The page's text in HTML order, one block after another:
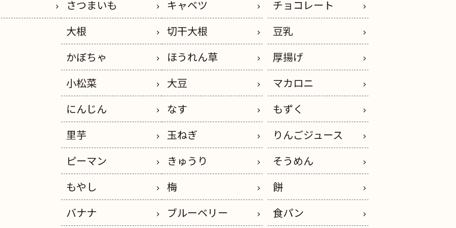
さつまいも
キャベツ
大根
切干大根
かぼちゃ
ほうれん草
小松菜
大豆
にんじん
なす
里芋
玉ねぎ
ピーマン
きゅうり
もやし
梅
バナナ
ブルーベリー
チョコレート
豆乳
厚揚げ
マカロニ
もずく
りんごジュース
そうめん
餅
食パン